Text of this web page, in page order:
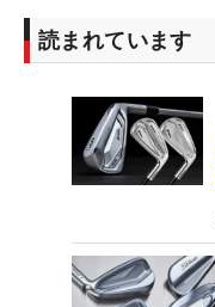
読まれています